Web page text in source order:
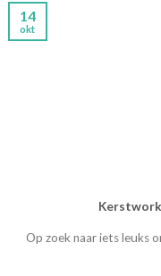
Op zoek naar iets leuks
14
okt